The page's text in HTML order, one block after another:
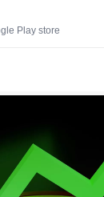
Play store